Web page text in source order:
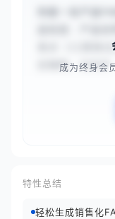
卖点（{{高效
扰睡眠，支持
成为终身会
特性总结
轻松生成销售化